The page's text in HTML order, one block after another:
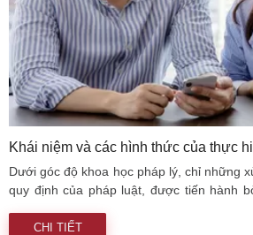
Khái niệm và các hình thức của thực
Dưới góc độ khoa học pháp lý, chỉ những
quy định của pháp luật, được tiến hành
mình xác lập, thực hiện hành vi do
CHI TIẾT